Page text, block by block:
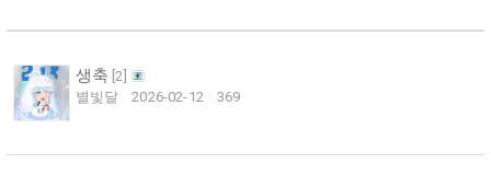
생축 [2
별빛달
2026-02-12 369